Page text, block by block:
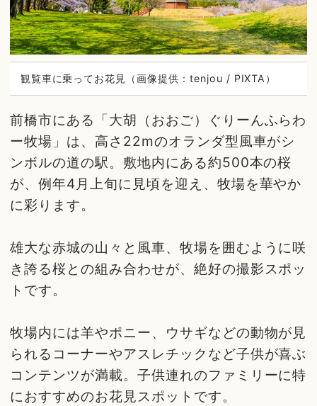
観覧車に乗ってお花見（画像提供：tenjou / PIXTA）
前橋市にある「大胡（おおご）ぐりーんふらわ
ー牧場」は、高さ22mのオランダ型風車がシ
ンボルの道の駅。敷地内にある約500本の桜
が、例年4月上旬に見頃を迎え、牧場を華やか
に彩ります。
雄大な赤城の山々と風車、牧場を囲むように咲
き誇る桜との組み合わせが、絶好の撮影スポッ
トです。
牧場内には羊やポニー、ウサギなどの動物が見
られるコーナーやアスレチックなど子供が喜ぶ
コンテンツが満載。子供連れのファミリーに特
におすすめのお花見スポットです。